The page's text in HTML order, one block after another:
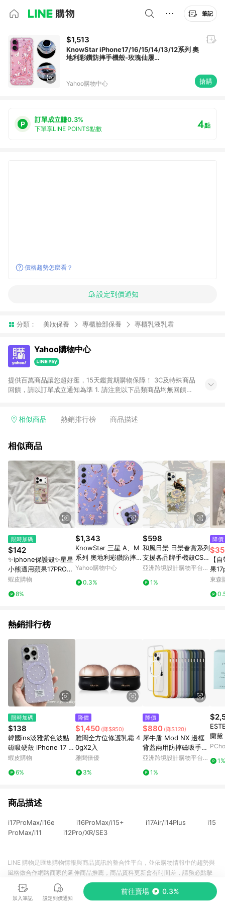
筆記
$1,513
KnowStar iPhone17/16/15/14/13/12系列 奧
地利彩鑽防摔手機殼-玫瑰仙履
Yahoo購物中心 搶購
訂單成立賺0.3%
下單享LINE POINTS點數 4點
價格趨勢怎麼看？
設定到價通知
分類： 美妝保養 專櫃臉部保養 專櫃乳液乳霜
Yahoo購物中心
提供百萬商品讓您超好逛，15天鑑賞期購物保障！ 3C及特殊商品
回饋，請以訂單成立通知為準 1. 請注意以下品類商品均無回饋：
電玩/遊戲/相機/單眼/鏡頭/拍立得 [2024/6/1起適用] -內接硬
的購回饋活動享Yahoo超贈點回饋者 - 購物中心商店之商品：商
3. 訂單回饋金額將扣除運費/購物金/超贈點/福利金/紅利折抵/折
價券等虛擬貨幣折抵 4. 大宗採購或批發轉賣不具回饋資格： 如
有相關事證認定您為大宗採購、批發轉賣而非最終消費使用者，
相關認定以Yahoo購物中心之認定為準
相似商品 熱銷排行榜 商品描述
相似商品
限時加碼
$142
✨iphone保護殼✨星星
小熊適用蘋果17PROM
AX/16/15手機殼卡通1
蝦皮購物
8%
$1,343
KnowStar 三星 A、M
系列 奧地利彩鑽防摔手
機殼-櫻之舞 A17/A56/
2s/35/14/34/32/71
Yahoo購物中心
0.3%
$598
和風日景 日景春賞系列
支援各品牌手機殼CSA
Q01
亞洲跨境設計購物平台
1%
降價
【
果
m新
3高
東森
熱銷排行榜
限時加碼
$138
韓國ins淡雅紫色波點
磁吸硬殼 iPhone 17 Pr
o Max 15 14 13 手機
蝦皮購物
6%
降價
$1,450 (降$950)
雅聞全方位修護乳霜 4
0gX2入
雅聞倍優
3%
降價
$880 (降$120)
犀牛盾 Mod NX 邊框
背蓋兩用防摔磁吸手機
殼 for iPhone 13系列
亞洲跨境設計購物平台
1%
蘭黛
5ml
1%
商品描述
i17ProMax/i16e i16ProMax/i15+ i17Air/i14Plus i15
ProMax/i11 i12Pro/XR/SE3
加入筆記 設定到價通知
前往賣場 0.3%
LINE 購物是匯集購物情報與商品資訊的整合性平台，並依購物情報中的趨勢與
風格做合作網路商家的延伸商品推薦，商品資料更新會有時間差，請務必點擊
商品至各合作網路商家，確認現售價與購物條件，一切資訊以合作廠商網頁為
準。